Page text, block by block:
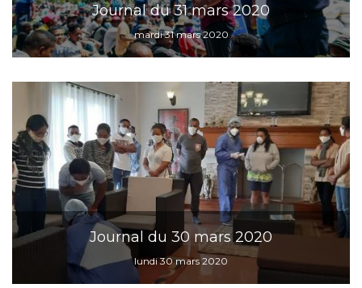
Journal du 31 mars 2020
mardi 31 mars 2020
Journal du 30 mars 2020
lundi 30 mars 2020